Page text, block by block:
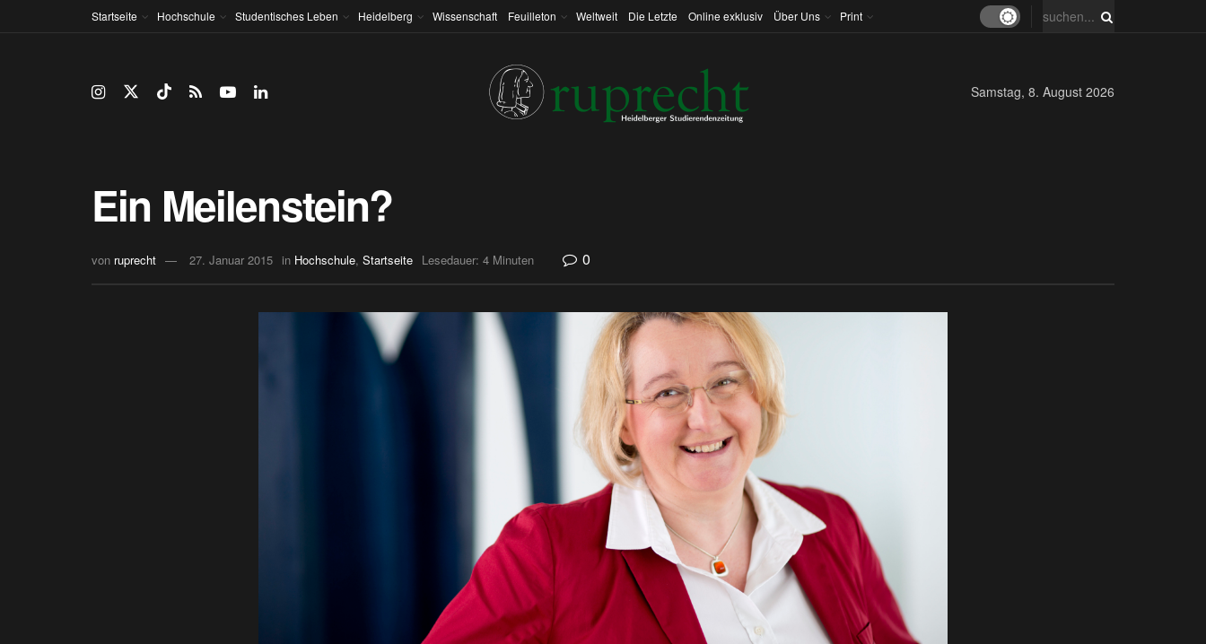
Startseite Hochschule Studentisches Leben Heidelberg Wissenschaft Feuilleton Weltweit Die Letzte Online exklusiv Über Uns Print
Samstag, 8. August 2026
Ein Meilenstein?
von ruprecht 27. Januar 2015 in Hochschule, Startseite Lesedauer: 4 Minuten 0